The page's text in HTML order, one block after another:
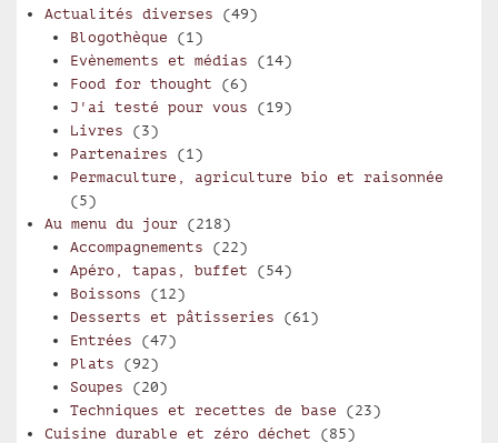
Actualités diverses (49)
Blogothèque (1)
Evènements et médias (14)
Food for thought (6)
J'ai testé pour vous (19)
Livres (3)
Partenaires (1)
Permaculture, agriculture bio et raisonnée
(5)
Au menu du jour (218)
Accompagnements (22)
Apéro, tapas, buffet (54)
Boissons (12)
Desserts et pâtisseries (61)
Entrées (47)
Plats (92)
Soupes (20)
Techniques et recettes de base (23)
Cuisine durable et zéro déchet (85)